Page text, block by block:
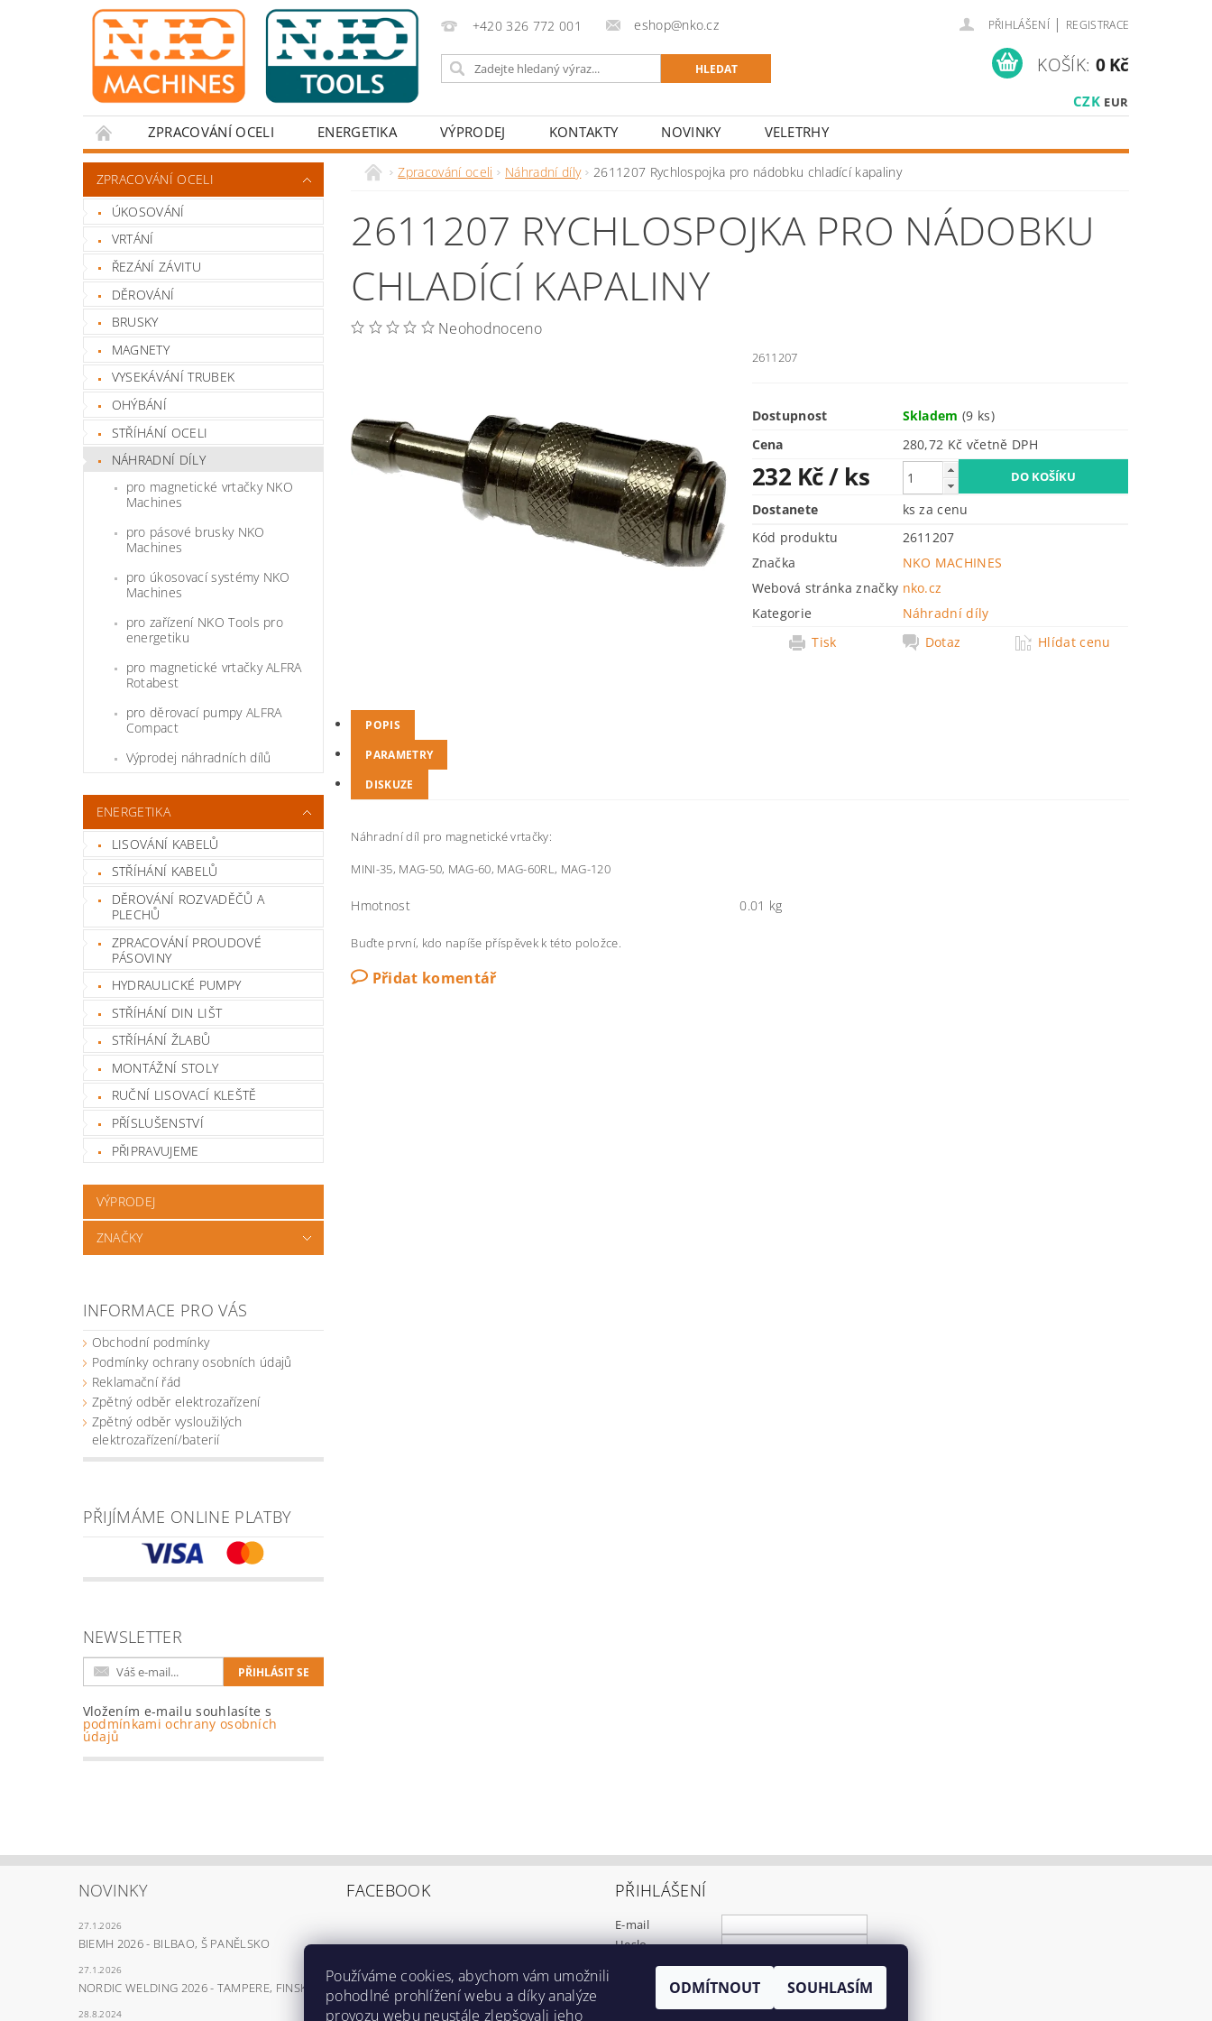
+420 326 772 001 eshop@nko.cz PŘIHLÁŠENÍ | REGISTRACE
CZK EUR
KOŠÍK: 0 Kč
ZPRACOVÁNÍ OCELI ENERGETIKA VÝPRODEJ KONTAKTY NOVINKY VELETRHY
ZPRACOVÁNÍ OCELI
ÚKOSOVÁNÍ
VRTÁNÍ
ŘEZÁNÍ ZÁVITU
DĚROVÁNÍ
BRUSKY
MAGNETY
VYSEKÁVÁNÍ TRUBEK
OHÝBÁNÍ
STŘÍHÁNÍ OCELI
NÁHRADNÍ DÍLY
pro magnetické vrtačky NKO
Machines
pro pásové brusky NKO
Machines
pro úkosovací systémy NKO
Machines
pro zařízení NKO Tools pro
energetiku
pro magnetické vrtačky ALFRA
Rotabest
pro děrovací pumpy ALFRA
Compact
Výprodej náhradních dílů
ENERGETIKA
LISOVÁNÍ KABELŮ
STŘÍHÁNÍ KABELŮ
DĚROVÁNÍ ROZVADĚČŮ A
PLECHŮ
ZPRACOVÁNÍ PROUDOVÉ
PÁSOVINY
HYDRAULICKÉ PUMPY
STŘÍHÁNÍ DIN LIŠT
STŘÍHÁNÍ ŽLABŮ
MONTÁŽNÍ STOLY
RUČNÍ LISOVACÍ KLEŠTĚ
PŘÍSLUŠENSTVÍ
PŘIPRAVUJEME
VÝPRODEJ
ZNAČKY
INFORMACE PRO VÁS
Obchodní podmínky
Podmínky ochrany osobních údajů
Reklamační řád
Zpětný odběr elektrozařízení
Zpětný odběr vysloužilých
elektrozařízení/baterií
PŘIJÍMÁME ONLINE PLATBY
NEWSLETTER
Vložením e-mailu souhlasíte s
podmínkami ochrany osobních
údajů
Zpracování oceli Náhradní díly 2611207 Rychlospojka pro nádobku chladící kapaliny
2611207 RYCHLOSPOJKA PRO NÁDOBKU
CHLADÍCÍ KAPALINY
Neohodnoceno
2611207
Dostupnost Skladem(9 ks)
Cena
280,72 Kč včetně DPH
232 Kč/ ks
Dostanete
ks za cenu
Kód produktu
2611207
Značka
NKO MACHINES
Webová stránka značky nko.cz
Kategorie
Náhradní díly
Tisk
Dotaz Hlídat cenu
POPIS
PARAMETRY
DISKUZE
Náhradní díl pro magnetické vrtačky:
MINI-35, MAG-50, MAG-60, MAG-60RL, MAG-120
Hmotnost 0.01 kg
Buďte první, kdo napíše příspěvek k této položce.
Přidat komentář
NOVINKY
27.1.2026
BIEMH 2026 - BILBAO, Š PANĚLSKO
27.1.2026
NORDIC WELDING 2026 - TAMPERE, FINSKO
28.8.2024
FACEBOOK PŘIHLÁŠENÍ
E-mail
Heslo
Registrace
Zapomenuté heslo
Používáme cookies, abychom vám umožnili
pohodlné prohlížení webu a díky analýze
provozu webu neustále zlepšovali jeho
ODMÍTNOUT SOUHLASÍM